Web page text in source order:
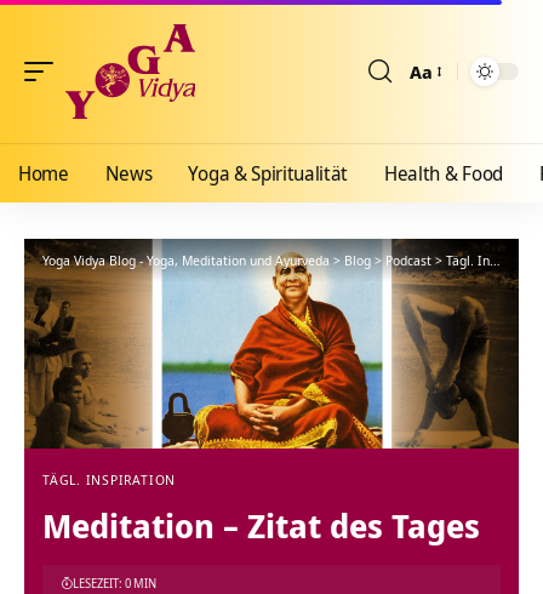
Aa
Home News Yoga & Spiritualität Health & Food
Yoga Vidya Blog - Yoga, Meditation und Ayurveda>Blog>Podcast > Tägl. Inspiration
TÄGL. INSPIRATION
Meditation – Zitat des Tages
LESEZEIT: 0 MIN